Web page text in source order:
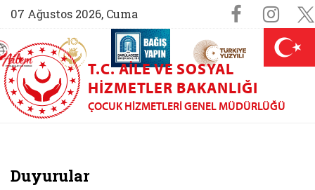
07 Ağustos 2026, Cuma Sosyal
(yeni sekmede açılır)
AİLEM İletişim Merkezi (yeni sekmede açılır)
Aile ve Nüfus On Yılı (yeni sekmede açılır)
Darülaceze bağış sayfası (yeni
T.C. AILE VE SOSYAL
HIZMETLER BAKANLIĞI
ÇOCUK HIZMETLERI GENEL MÜDÜRLÜĞÜ
Duyurular